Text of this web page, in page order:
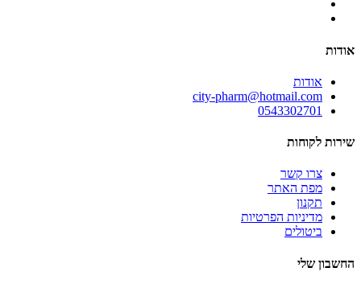
אודות
אודות
city-pharm@hotmail.com
0543302701
שירות לקוחות
צרו קשר
מפת האתר
תקנון
מדיניות הפרטיות
ביטולים
החשבון שלי